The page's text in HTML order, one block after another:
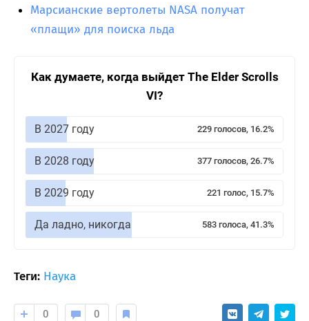
Марсианские вертолеты NASA получат
«плащи» для поиска льда
Как думаете, когда выйдет The Elder Scrolls
VI?
В 2027 году 229 голосов, 16.2%
В 2028 году 377 голосов, 26.7%
В 2029 году 221 голос, 15.7%
Да ладно, никогда 583 голоса, 41.3%
Теги: Наука
0 0